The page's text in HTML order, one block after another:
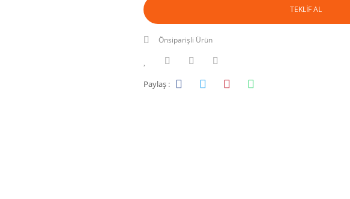
TEKLİF AL
Önsiparişli Ürün
Paylaş :